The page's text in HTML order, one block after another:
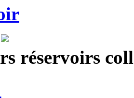
réservoirs